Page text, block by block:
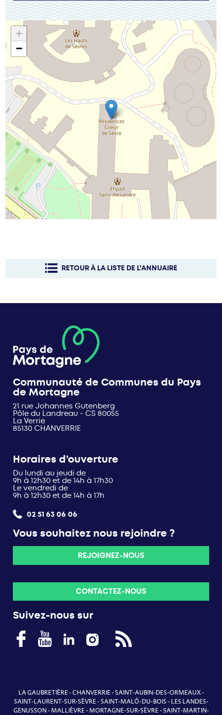
+
−
RETOUR À LA LISTE DE L'ANNUAIRE
Communauté de Communes du Pays
de Mortagne
21 rue Johannes Gutenberg
Pôle du Landreau - CS 80055
La Verrie
85130 CHANVERRIE
Horaires d’ouverture
Du lundi au jeudi de
9h à 12h30 et de 14h à 17h30
Le vendredi de
9h à 12h30 et de 14h à 17h
02 51 63 06 06
Vous souhaitez nous rejoindre ?
REJOIGNEZ-NOUS
CONTACTEZ-NOUS
Suivez-nous sur
LA GAUBRETIÈRE-CHANVERRIE-SAINT-AUBIN-DES-ORMEAUX-
SAINT-LAURENT-SUR-SÈVRE-SAINT-MALÔ-DU-BOIS-LES LANDES-
GENUSSON-MALLIÈVRE-MORTAGNE-SUR-SÈVRE-SAINT-MARTIN-